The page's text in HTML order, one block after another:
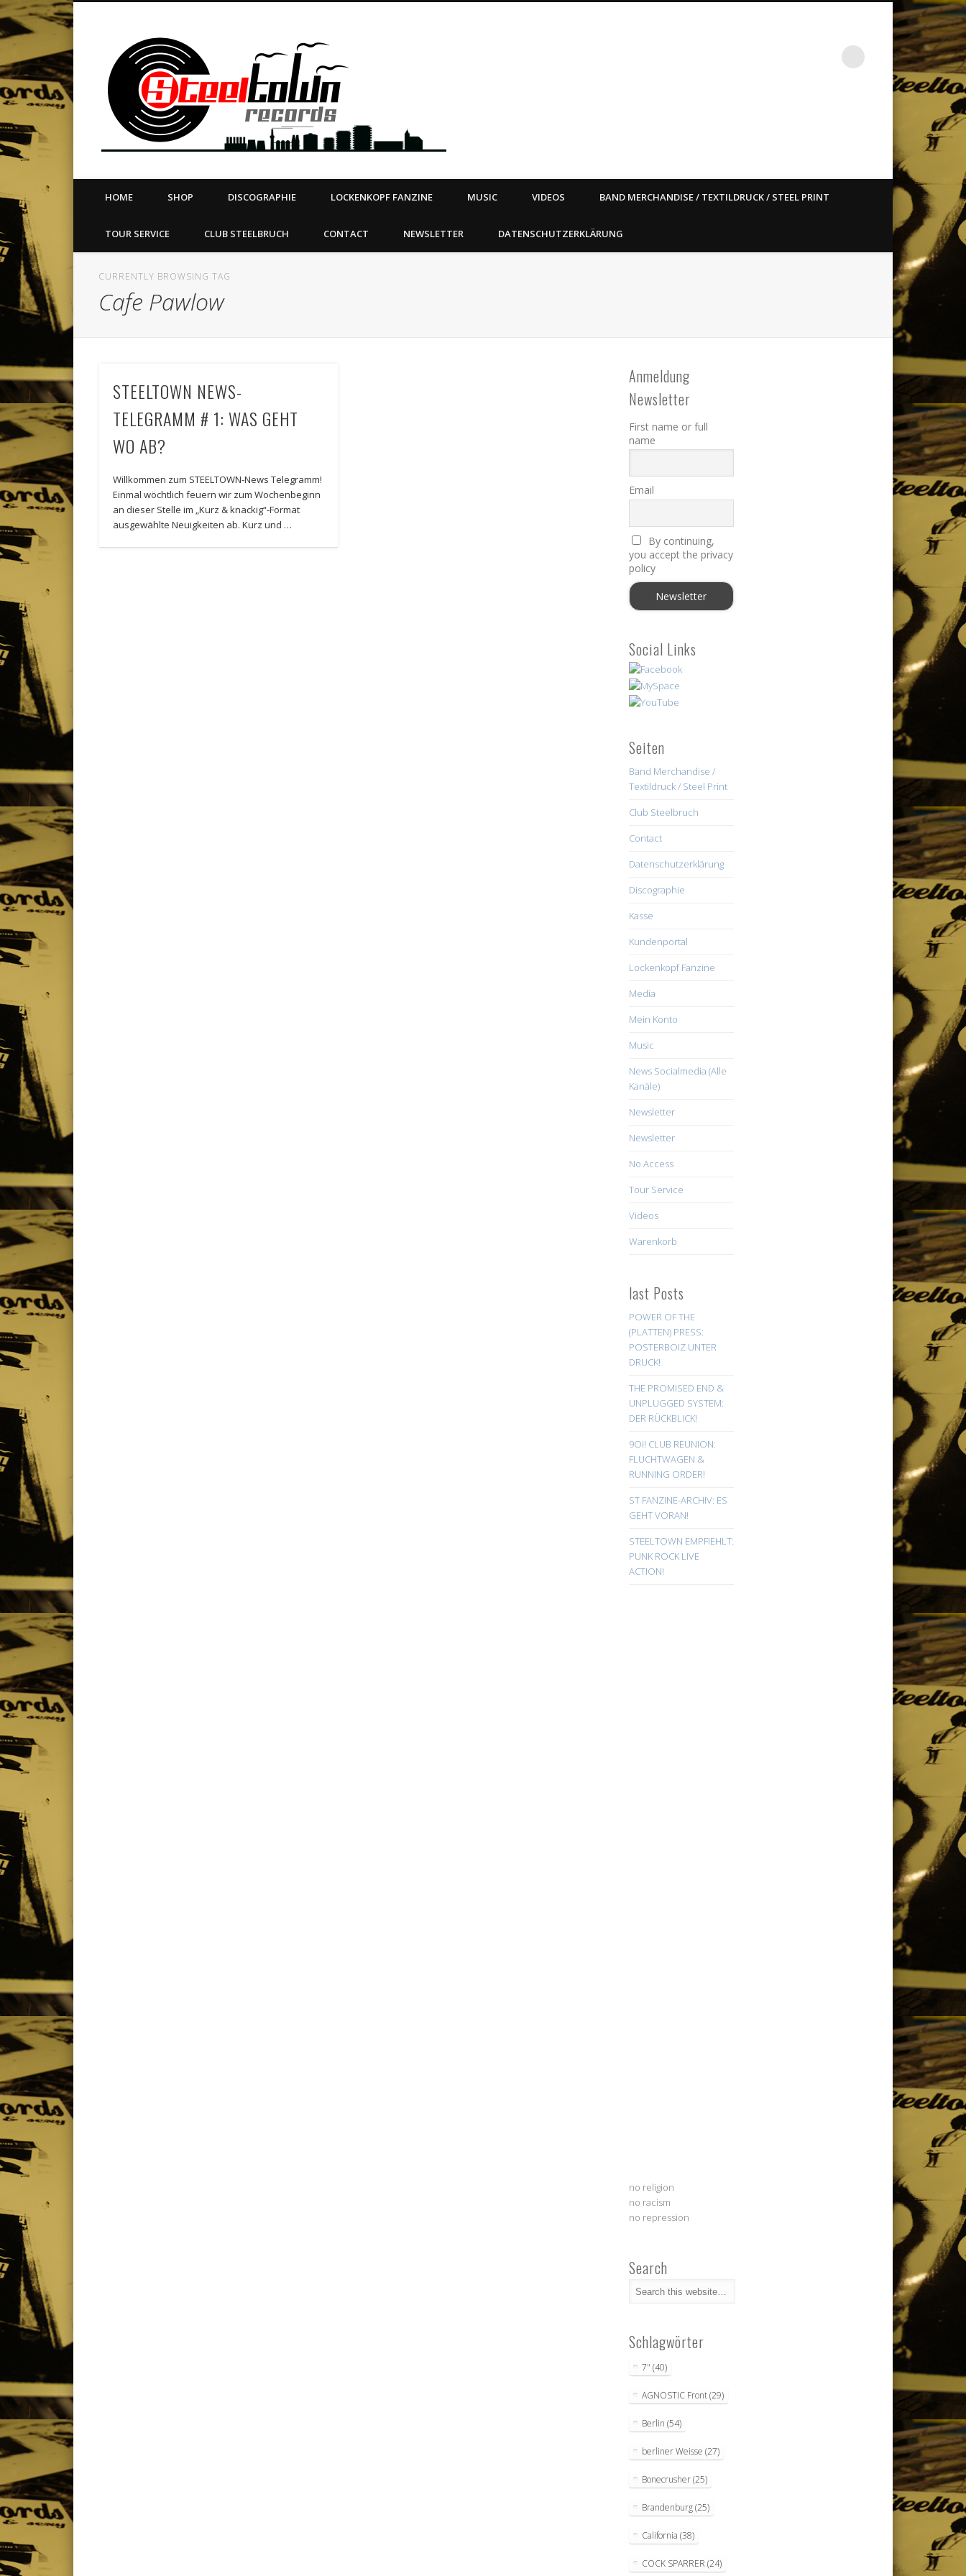
Steeltown Records – East ain`t dead so straight
LABEL | MERCH | PRINT | DIY | FANZINE | TOURSERVICE | BOOKING
VimeoDribble LinkedIn
HOME SHOP DISCOGRAPHIE LOCKENKOPF FANZINE MUSIC VIDEOS BAND MERCHANDISE / TEXTILDRUCK / STEEL PRINT
TOUR SERVICE CLUB STEELBRUCH CONTACT NEWSLETTER DATENSCHUTZERKLÄRUNG
CURRENTLY BROWSING TAG
Cafe Pawlow
STEELTOWN NEWS-
TELEGRAMM # 1: WAS GEHT
WO AB?
Willkommen zum STEELTOWN-News Telegramm!
Einmal wöchtlich feuern wir zum Wochenbeginn
an dieser Stelle im „Kurz & knackig“-Format
ausgewählte Neuigkeiten ab. Kurz und …
Anmeldung
Newsletter
First name or full
name
Email
By continuing,
you accept the privacy
policy
Social Links
Seiten
Band Merchandise /
Textildruck / Steel Print
Club Steelbruch
Contact
Datenschutzerklärung
Discographie
Kasse
Kundenportal
Lockenkopf Fanzine
Media
Mein Konto
Music
News Socialmedia (Alle
Kanäle)
Newsletter
Newsletter
No Access
Tour Service
Videos
Warenkorb
last Posts
POWER OF THE
(PLATTEN) PRESS:
POSTERBOIZ UNTER
DRUCK!
THE PROMISED END &
UNPLUGGED SYSTEM:
DER RÜCKBLICK!
9Oi! CLUB REUNION:
FLUCHTWAGEN &
RUNNING ORDER!
ST FANZINE-ARCHIV: ES
GEHT VORAN!
STEELTOWN EMPFIEHLT:
PUNK ROCK LIVE
ACTION!
no religion
no racism
no repression
Search
Schlagwörter
7" (40)
AGNOSTIC Front(29)
Berlin (54)
berliner Weisse (27)
Bonecrusher(25)
Brandenburg(25)
California (38)
COCK SPARRER (24)